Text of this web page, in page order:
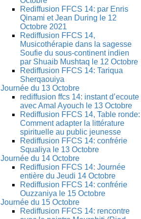
Rediffusion FFCS 14: par Enris
Qinami et Jean During le 12
Octobre 2021
Rediffusion FFCS 14,
Musicothérapie dans la sagesse
Soufie du sous-continent indien
par Shuaib Mushtaq le 12 Octobre
Rediffusion FFCS 14: Tariqua
Sherqaouiya
Journée du 13 Octobre
rediffusion ffcs 14: instant d’ecoute
avec Amal Ayouch le 13 Octobre
Rediffusion FFCS 14, Table ronde:
Comment adapter la littérature
spirituelle au public jeunesse
Rediffusion FFCS 14: confrérie
Squaliya le 13 Octobre
Journée du 14 Octobre
Rediffusion FFCS 14: Journée
entière du Jeudi 14 Octobre
Rediffusion FFCS 14: confrérie
Ouzzaniya le 15 Octobre
Journée du 15 Octobre
Rediffusion FFCS 14: rencontre